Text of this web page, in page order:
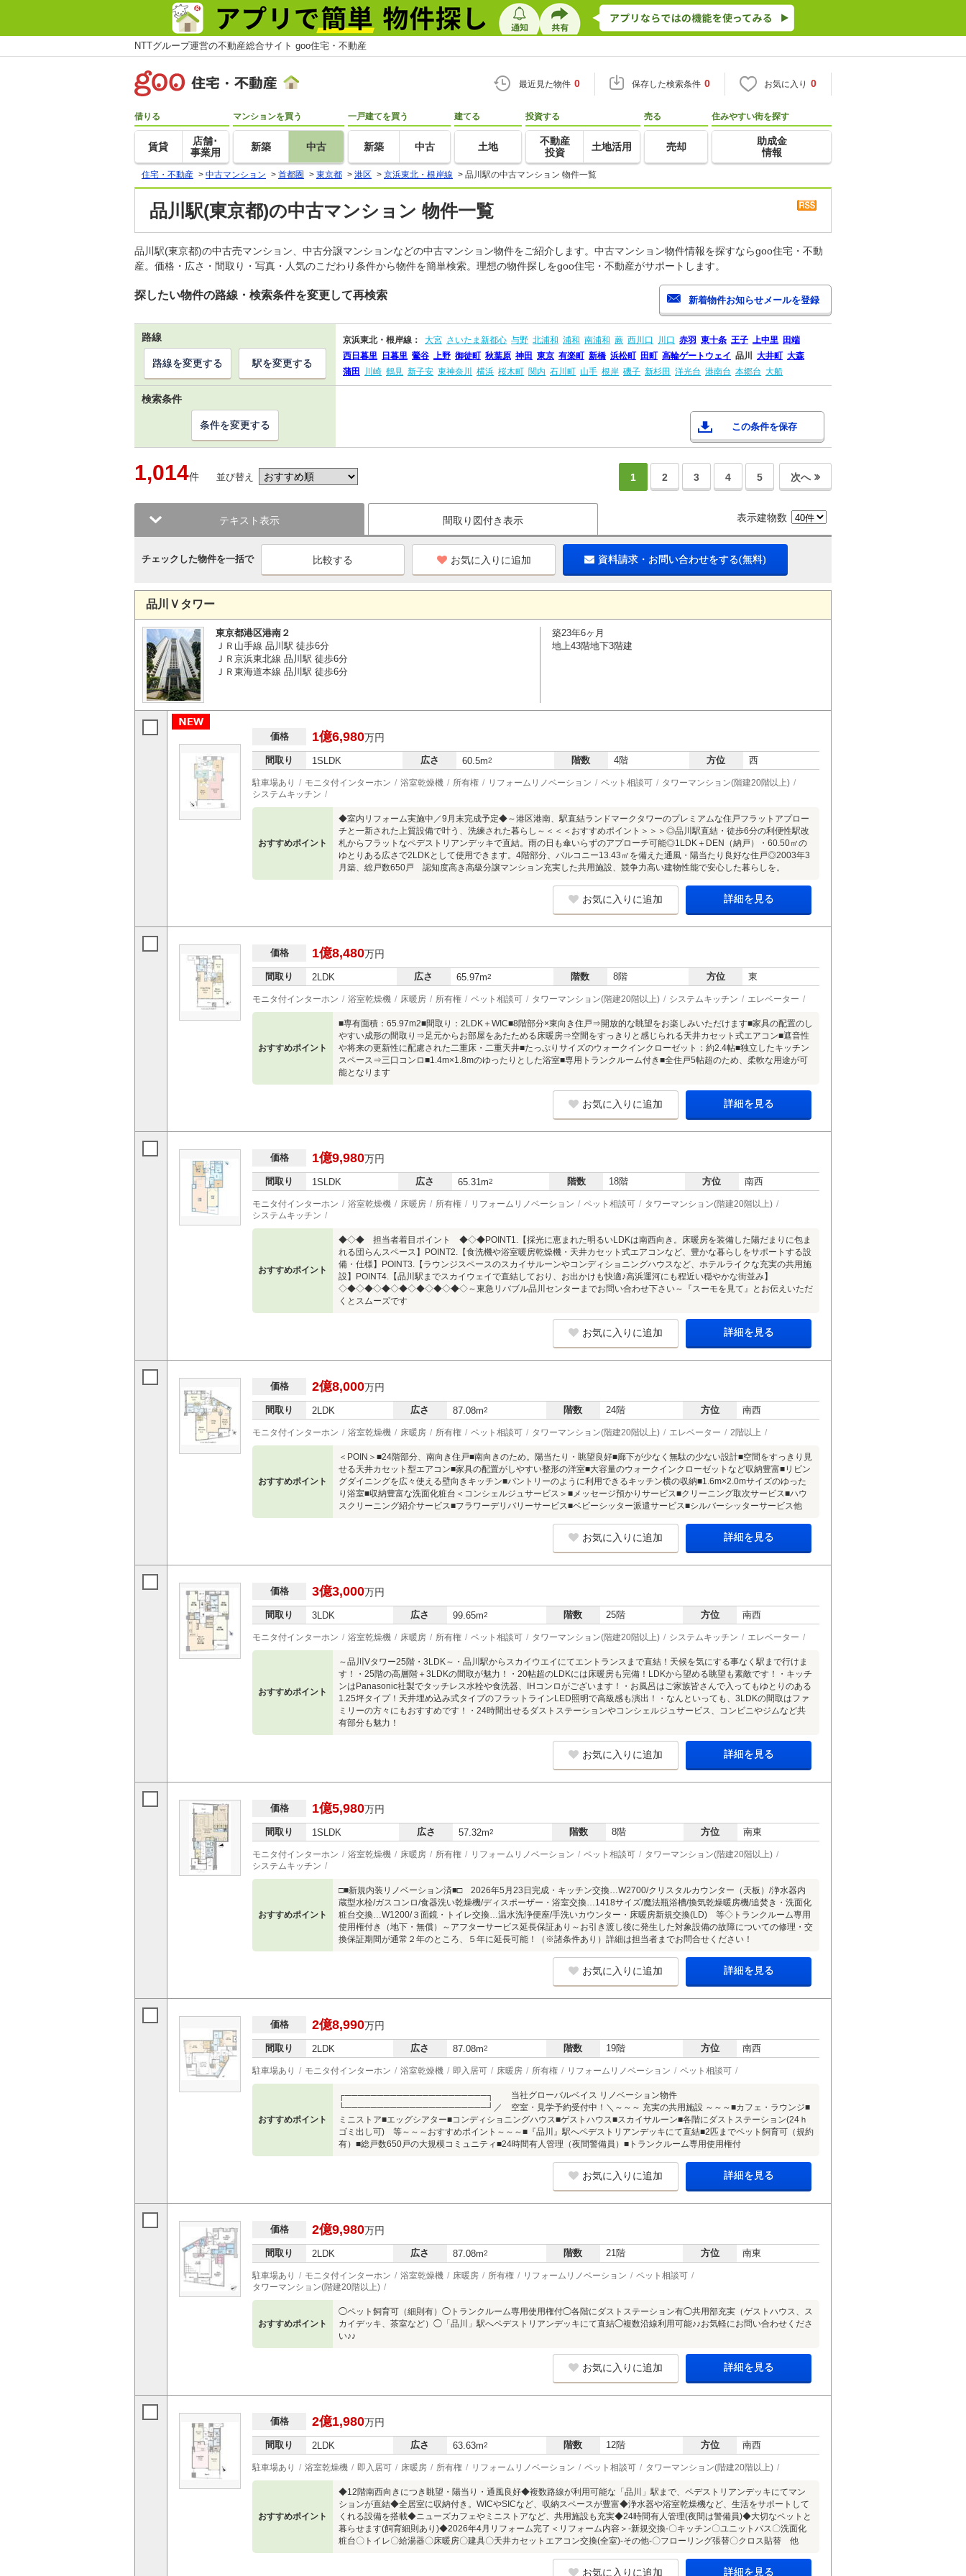
NTTグループ運営の不動産総合サイト goo住宅・不動産
最近見た物件 0 保存した検索条件 0 お気に入り 0
借りる
賃貸
店舗･
事業用
マンションを買う
新築 中古
一戸建てを買う
新築 中古
建てる
土地
投資する
不動産
投資
土地活用
売る
売却
住みやすい街を探す
助成金
情報
住宅・不動産 > 中古マンション > 首都圏 > 東京都 > 港区 > 京浜東北・根岸線 > 品川駅の中古マンション 物件一覧
品川駅(東京都)の中古マンション 物件一覧
品川駅(東京都)の中古売マンション、中古分譲マンションなどの中古マンション物件をご紹介します。中古マンション物件情報を探すならgoo住宅・不動
産。価格・広さ・間取り・写真・人気のこだわり条件から物件を簡単検索。理想の物件探しをgoo住宅・不動産がサポートします。
探したい物件の路線・検索条件を変更して再検索
路線 京浜東北・根岸線： 大宮 さいたま新都心 与野 北浦和 浦和 南浦和 蕨 西川口 川口 赤羽 東十条 王子 上中里 田端
西日暮里
日暮里 鶯谷 上野 御徒町 秋葉原 神田 東京 有楽町 新橋 浜松町 田町 高輪ゲートウェイ 品川 大井町 大森
蒲田
川崎 鶴見 新子安 東神奈川 横浜 桜木町 関内 石川町 山手 根岸 磯子 新杉田 洋光台 港南台 本郷台 大船
路線を変更する 駅を変更する
検索条件
この条件を保存
条件を変更する
1,014件 並び替え 1 2 3 4 5 次へ
テキスト表示 間取り図付き表示 表示建物数
チェックした物件を一括で お気に入りに追加 資料請求・お問い合わせをする(無料)
品川Ｖタワー
東京都港区港南２
ＪＲ山手線 品川駅 徒歩6分
ＪＲ京浜東北線 品川駅 徒歩6分
ＪＲ東海道本線 品川駅 徒歩6分
築23年6ヶ月
地上43階地下3階建
価格 1億6,980万円
間取り 1SLDK 広さ 60.5m2 階数 4階 方位 西
駐車場あり モニタ付インターホン 浴室乾燥機 所有権 リフォームリノベーション ペット相談可
タワーマンション(階建20階以上)
システムキッチン
おすすめポイント
◆室内リフォーム実施中／9月末完成予定◆～港区港南、駅直結ランドマークタワーのプレミアムな住戸フラットアプロー
チと一新された上質設備で叶う、洗練された暮らし～＜＜＜おすすめポイント＞＞＞◎品川駅直結・徒歩6分の利便性駅改
札からフラットなペデストリアンデッキで直結。雨の日も傘いらずのアプローチ可能◎1LDK＋DEN（納戸）・60.50㎡の
ゆとりある広さで2LDKとして使用できます。4階部分、バルコニー13.43㎡を備えた通風・陽当たり良好な住戸◎2003年3
月築、総戸数650戸 認知度高き高級分譲マンション充実した共用施設、競争力高い建物性能で安心した暮らしを。
お気に入りに追加 詳細を見る
価格 1億8,480万円
間取り 2LDK 広さ 65.97m2 階数 8階 方位 東
モニタ付インターホン 浴室乾燥機 床暖房 所有権 ペット相談可 タワーマンション(階建20階以上) システムキッチン エレベーター
おすすめポイント
■専有面積：65.97m2■間取り：2LDK＋WIC■8階部分×東向き住戸⇒開放的な眺望をお楽しみいただけます■家具の配置のし
やすい成形の間取り⇒足元からお部屋をあたためる床暖房⇒空間をすっきりと感じられる天井カセット式エアコン■遮音性
や将来の更新性に配慮された二重床・二重天井■たっぷりサイズのウォークインクローゼット：約2.4帖■独立したキッチン
スペース⇒三口コンロ■1.4m×1.8mのゆったりとした浴室■専用トランクルーム付き■全住戸5帖超のため、柔軟な用途が可
能となります
お気に入りに追加 詳細を見る
価格 1億9,980万円
間取り 1SLDK 広さ 65.31m2 階数 18階 方位 南西
モニタ付インターホン 浴室乾燥機 床暖房 所有権 リフォームリノベーション ペット相談可
タワーマンション(階建20階以上)
システムキッチン
おすすめポイント
◆◇◆ 担当者着目ポイント ◆◇◆POINT1.【採光に恵まれた明るいLDKは南西向き。床暖房を装備した陽だまりに包ま
れる団らんスペース】POINT2.【食洗機や浴室暖房乾燥機・天井カセット式エアコンなど、豊かな暮らしをサポートする設
備・仕様】POINT3.【ラウンジスペースのスカイサルーンやコンディショニングハウスなど、ホテルライクな充実の共用施
設】POINT4.【品川駅までスカイウェイで直結しており、お出かけも快適♪高浜運河にも程近い穏やかな街並み】
◇◆◇◆◇◆◇◆◇◆◇◆◇◆◇～東急リバブル品川センターまでお問い合わせ下さい～『スーモを見て』とお伝えいただ
くとスムーズです
お気に入りに追加 詳細を見る
価格 2億8,000万円
間取り 2LDK 広さ 87.08m2 階数 24階 方位 南西
モニタ付インターホン 浴室乾燥機 床暖房 所有権 ペット相談可 タワーマンション(階建20階以上) エレベーター 2階以上
おすすめポイント
＜POIN＞■24階部分、南向き住戸■南向きのため。陽当たり・眺望良好■廊下が少なく無駄の少ない設計■空間をすっきり見
せる天井カセット型エアコン■家具の配置がしやすい整形の洋室■大容量のウォークインクローゼットなど収納豊富■リビン
グダイニングを広々使える壁向きキッチン■パントリーのように利用できるキッチン横の収納■1.6m×2.0mサイズのゆった
り浴室■収納豊富な洗面化粧台＜コンシェルジュサービス＞■メッセージ預かりサービス■クリーニング取次サービス■ハウ
スクリーニング紹介サービス■フラワーデリバリーサービス■ベビーシッター派遣サービス■シルバーシッターサービス他
お気に入りに追加 詳細を見る
価格 3億3,000万円
間取り 3LDK 広さ 99.65m2 階数 25階 方位 南西
モニタ付インターホン 浴室乾燥機 床暖房 所有権 ペット相談可 タワーマンション(階建20階以上) システムキッチン エレベーター
おすすめポイント
～品川Vタワー25階・3LDK～・品川駅からスカイウエイにてエントランスまで直結！天候を気にする事なく駅まで行けま
す！・25階の高層階＋3LDKの間取が魅力！・20帖超のLDKには床暖房も完備！LDKから望める眺望も素敵です！・キッチ
ンはPanasonic社製でタッチレス水栓や食洗器、IHコンロがございます！・お風呂はご家族皆さんで入ってもゆとりのある
1.25坪タイプ！天井埋め込み式タイプのフラットラインLED照明で高級感も演出！・なんといっても、3LDKの間取はファ
ミリーの方々にもおすすめです！・24時間出せるダストステーションやコンシェルジュサービス、コンビニやジムなど共
有部分も魅力！
お気に入りに追加 詳細を見る
価格 1億5,980万円
間取り 1SLDK 広さ 57.32m2 階数 8階 方位 南東
モニタ付インターホン 浴室乾燥機 床暖房 所有権 リフォームリノベーション ペット相談可
タワーマンション(階建20階以上)
システムキッチン
おすすめポイント
□■新規内装リノベーション済■□ 2026年5月23日完成・キッチン交換…W2700/クリスタルカウンター（天板）/浄水器内
蔵型水栓/ガスコンロ/食器洗い乾燥機/ディスポーザー・浴室交換…1418サイズ/魔法瓶浴槽/換気乾燥暖房機/追焚き・洗面化
粧台交換…W1200/３面鏡・トイレ交換…温水洗浄便座/手洗いカウンター・床暖房新規交換(LD) 等◇トランクルーム専用
使用権付き（地下・無償）～アフターサービス延長保証あり～お引き渡し後に発生した対象設備の故障についての修理・交
換保証期間が通常２年のところ、５年に延長可能！（※諸条件あり）詳細は担当者までお問合せください！
お気に入りに追加 詳細を見る
価格 2億8,990万円
間取り 2LDK 広さ 87.08m2 階数 19階 方位 南西
駐車場あり モニタ付インターホン 浴室乾燥機 即入居可 床暖房 所有権 リフォームリノベーション ペット相談可
おすすめポイント
┌──────────────────────┐ 当社グローバルベイス リノベーション物件
└──────────────────────┘／ 空室・見学予約受付中！＼～～～ 充実の共用施設 ～～～■カフェ・ラウンジ■
ミニストア■エッグシアター■コンディショニングハウス■ゲストハウス■スカイサルーン■各階にダストステーション(24ｈ
ゴミ出し可) 等～～～おすすめポイント～～～■『品川』駅へペデストリアンデッキにて直結■2匹までペット飼育可（規約
有）■総戸数650戸の大規模コミュニティ■24時間有人管理（夜間警備員）■トランクルーム専用使用権付
お気に入りに追加 詳細を見る
価格 2億9,980万円
間取り 2LDK 広さ 87.08m2 階数 21階 方位 南東
駐車場あり モニタ付インターホン 浴室乾燥機 床暖房 所有権 リフォームリノベーション
ペット相談可
タワーマンション(階建20階以上)
おすすめポイント
◯ペット飼育可（細則有）◯トランクルーム専用使用権付◯各階にダストステーション有◯共用部充実（ゲストハウス、ス
カイデッキ、茶室など）◯「品川」駅へペデストリアンデッキにて直結◯複数沿線利用可能♪♪お気軽にお問い合わせくださ
い♪♪
お気に入りに追加 詳細を見る
価格 2億1,980万円
間取り 2LDK 広さ 63.63m2 階数 12階 方位 南西
駐車場あり 浴室乾燥機 即入居可 床暖房 所有権 リフォームリノベーション ペット相談可 タワーマンション(階建20階以上)
おすすめポイント
◆12階南西向きにつき眺望・陽当り・通風良好◆複数路線が利用可能な「品川」駅まで、ペデストリアンデッキにてマン
ションが直結◆全居室に収納付き。WICやSICなど、収納スペースが豊富◆浄水器や浴室乾燥機など、生活をサポートして
くれる設備を搭載◆ニューズカフェやミニストアなど、共用施設も充実◆24時間有人管理(夜間は警備員)◆大切なペットと
暮らせます(飼育細則あり)◆2026年4月リフォーム完了＜リフォーム内容＞-新規交換-〇キッチン〇ユニットバス〇洗面化
粧台〇トイレ〇給湯器〇床暖房〇建具〇天井カセットエアコン交換(全室)-その他-〇フローリング張替〇クロス貼替 他
お気に入りに追加 詳細を見る